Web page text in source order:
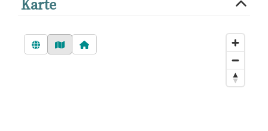
Karte